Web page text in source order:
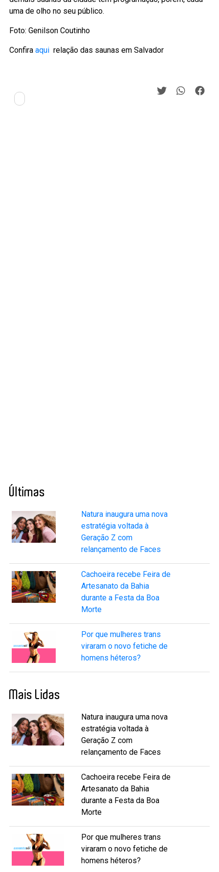
uma de olho no seu público.
Foto: Genilson Coutinho
Confiraaqui relação das saunas em Salvador
Últimas
Natura inaugura uma nova
estratégia voltada à
Geração Z com
relançamento de Faces
Cachoeira recebe Feira de
Artesanato da Bahia
durante a Festa da Boa
Morte
Por que mulheres trans
viraram o novo fetiche de
homens héteros?
Mais Lidas
Natura inaugura uma nova
estratégia voltada à
Geração Z com
relançamento de Faces
Cachoeira recebe Feira de
Artesanato da Bahia
durante a Festa da Boa
Morte
Por que mulheres trans
viraram o novo fetiche de
homens héteros?